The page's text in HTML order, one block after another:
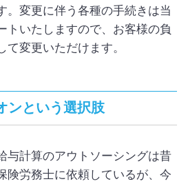
。変更に伴う各種の手続きは当
トいたしますので、お客様の負
変更いただけます。
ンという選択肢
与計算のアウトソーシングは昔
険労務士に依頼しているが、今